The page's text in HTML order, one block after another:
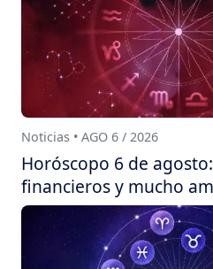
Noticias • AGO 6 / 2026
Horóscopo 6 de agosto:
financieros y mucho